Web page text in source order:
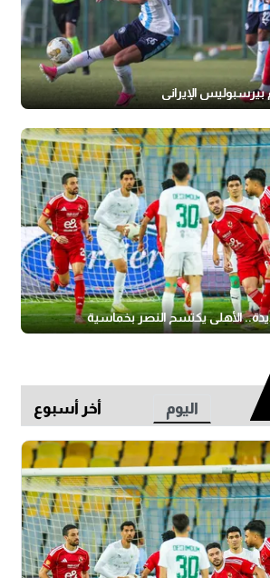
بيرسبوليس الإيراني
الأهلي يكتسح النصر بخماسية
اليوم أخر أسبوع